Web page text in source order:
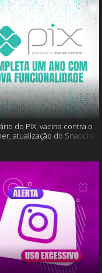
do PIX, vacina contra o
atualização do Snapchat